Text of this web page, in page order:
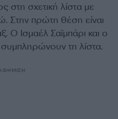
στη σχετική λίστα με
Στην πρώτη θέση είναι
Ο Ισμαέλ Σαϊμπάρι και ο
τη λίστα.